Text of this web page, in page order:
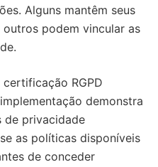
Alguns mantêm seus
podem vincular as
RGPD
demonstra
de privacidade
as políticas disponíveis
de conceder